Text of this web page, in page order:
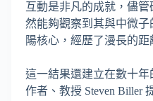
互動是非凡的成就，儘
然能夠觀察到其與中微
陽核心，經歷了漫長的
這一結果還建立在數十
作者、教授 Steven Biller